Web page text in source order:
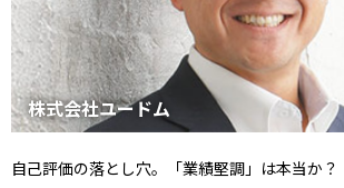
株式会社ユードム
自己評価の落とし穴。「業績堅調」は本当か？